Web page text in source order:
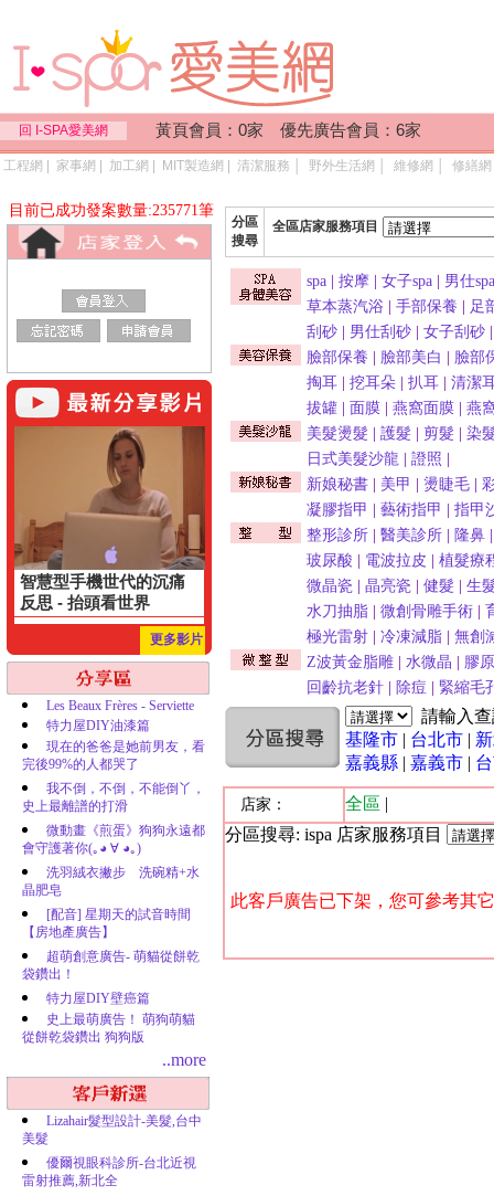
回 I-SPA愛美網 黃頁會員：0家 優先廣告會員：6家
工程網 家事網 加工網 MIT製造網 清潔服務 野外生活網 維修網 修繕網
目前已成功發案數量:235771筆
智慧型手機世代的沉痛
反思 - 抬頭看世界
更多影片
Les Beaux Frères - Serviette
特力屋DIY油漆篇
現在的爸爸是她前男友，看
完後99%的人都哭了
我不倒，不倒，不能倒丫，
史上最離譜的打滑
微動畫《煎蛋》狗狗永遠都
會守護著你(｡◕ ∀ ◕｡)
洗羽絨衣撇步 洗碗精+水
晶肥皂
[配音] 星期天的試音時間
【房地產廣告】
超萌創意廣告- 萌貓從餅乾
袋鑽出！
特力屋DIY壁癌篇
史上最萌廣告！ 萌狗萌貓
從餅乾袋鑽出 狗狗版
..more
Lizahair髮型設計-美髮,台中
美髮
優爾視眼科診所-台北近視
雷射推薦,新北全
分區
搜尋
全區店家服務項目
spa 按摩 女子spa
男仕spa
草本蒸汽浴
手部保養
足
刮砂
男仕刮砂 女子刮砂
臉部保養
臉部美白
臉部
掏耳
挖耳朵 扒耳
清潔
拔罐
面膜 燕窩面膜
燕
美髮燙髮
護髮 剪髮
染
日式美髮沙龍
證照
新娘秘書
美甲 燙睫毛
凝膠指甲
藝術指甲
指甲
整形診所
醫美診所 隆鼻
玻尿酸
電波拉皮
植髮療
微晶瓷
晶亮瓷 健髮
生
水刀抽脂
微創骨雕手術
極光雷射
冷凍減脂
無創
Z波黃金脂雕
水微晶
膠
回齡抗老針
除痘 緊縮毛
請輸入
基隆市 | 台北市 |
嘉義縣 | 嘉義市 |
店家： 全區 |
分區搜尋: ispa 店家服務項目
此客戶廣告已下架，您可參考其